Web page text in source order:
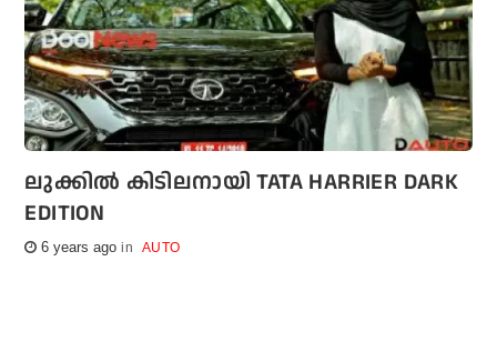
ലുക്കില്‍ കിടിലനായി TATA HARRIER DARK
EDITION
6 years ago AUTO